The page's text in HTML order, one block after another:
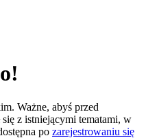
Ważne, abyś przed
z istniejącymi tematami, w
po zarejestrowaniu się